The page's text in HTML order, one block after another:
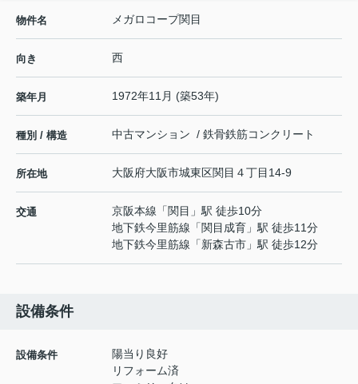
物件名 メガロコープ関目
向き 西
築年月 1972年11月 (築53年)
種別 / 構造 中古マンション / 鉄骨鉄筋コンクリート
所在地 大阪府大阪市城東区関目 ４丁目14-9
交通 京阪本線 「関目 」駅 徒歩10分
地下鉄今里筋線 「関目成育 」駅 徒歩11分
地下鉄今里筋線 「新森古市 」駅 徒歩12分
設備条件
設備条件
陽当り良好
リフォーム済